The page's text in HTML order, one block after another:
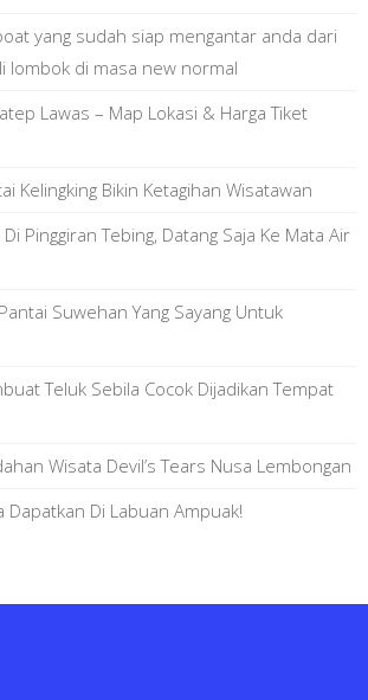
yang sudah siap mengantar anda dari
lombok di masa new normal
Lawas – Map Lokasi & Harga Tiket
Kelingking Bikin Ketagihan Wisatawan
Pinggiran Tebing, Datang Saja Ke Mata Air
Suwehan Yang Sayang Untuk
Teluk Sebila Cocok Dijadikan Tempat
Wisata Devil’s Tears Nusa Lembongan
Dapatkan Di Labuan Ampuak!